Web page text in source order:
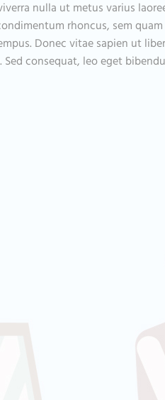
nulla ut metus varius
rhoncus, sem
Donec vitae sapien ut
consequat, leo eget